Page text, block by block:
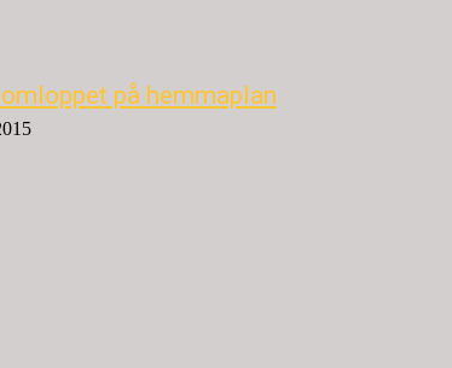
på hemmaplan